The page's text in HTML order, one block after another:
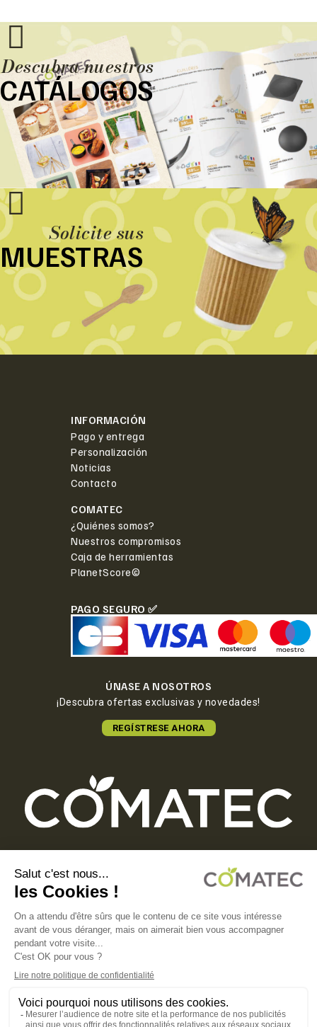
Descubra nuestros
CATÁLOGOS
Solicite sus
MUESTRAS
INFORMACIÓN
Pago y entrega
Personalización
Noticias
Contacto
COMATEC
¿Quiénes somos?
Nuestros compromisos
Caja de herramientas
PlanetScore©
PAGO SEGURO ✅
ÚNASE A NOSOTROS
¡Descubra ofertas exclusivas y novedades!
REGÍSTRESE AHORA
Boulevard François-Xavier Fafeur
11000 Carcassonne, FRANCE
AVISO LEGAL
POLÍTICA DE PRIVACIDAD
CONDICIONES GENERALES DE VENTA